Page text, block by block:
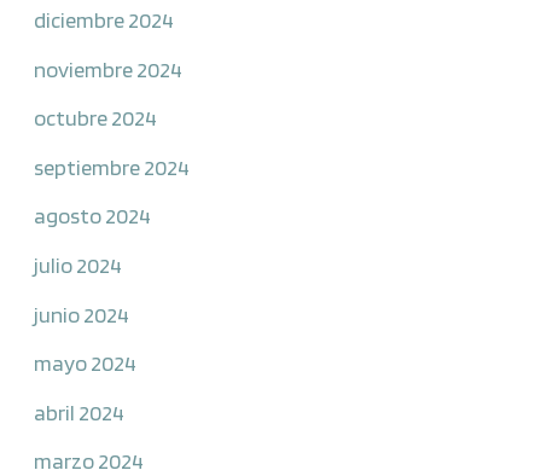
diciembre 2024
noviembre 2024
octubre 2024
septiembre 2024
agosto 2024
julio 2024
junio 2024
mayo 2024
abril 2024
marzo 2024